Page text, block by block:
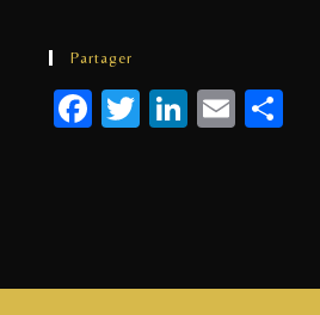
Partager
F
a
o
T
w
Li
n
n
E
m
e